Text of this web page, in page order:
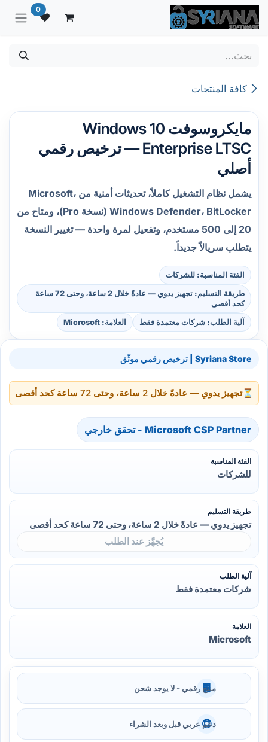
تخطي للذهاب إلى المحتوى 0
كافة المنتجات
مايكروسوفت Windows 10
Enterprise LTSC — ترخيص رقمي
أصلي
يشمل نظام التشغيل كاملاً، تحديثات أمنية من Microsoft،
Windows Defender، BitLocker (نسخة Pro)، ومتاح من
20 إلى 500 مستخدم، وتفعيل لمرة واحدة — تغيير النسخة
يتطلب سريالاً جديداً.
الفئة المناسبة: للشركات
طريقة التسليم: تجهيز يدوي — عادةً خلال 2 ساعة، وحتى 72 ساعة
كحد أقصى
آلية الطلب: شركات معتمدة فقط العلامة: Microsoft
Syriana Store | ترخيص رقمي موثّق
⏳تجهيز يدوي — عادةً خلال 2 ساعة، وحتى 72 ساعة كحد أقصى
Microsoft CSP Partner - تحقق خارجي
الفئة المناسبة
للشركات
طريقة التسليم
تجهيز يدوي — عادةً خلال 2 ساعة، وحتى 72 ساعة كحد أقصى
يُجهَّز عند الطلب
آلية الطلب
شركات معتمدة فقط
العلامة
Microsoft
منتج رقمي - لا يوجد شحن
دعم عربي قبل وبعد الشراء